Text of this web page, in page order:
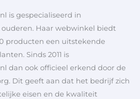
is gespecialiseerd in
Haar webwinkel biedt
producten een uitstekende
Sinds 2011 is
dan ook officieel erkend door de
Dit geeft aan dat het bedrijf zich
eisen en de kwaliteit